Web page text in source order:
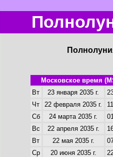
Московское время
Вт
23 января 2035 г.
Чт
22 февраля 2035 г.
Сб
24 марта 2035 г.
Вс
22 апреля 2035 г.
Вт
22 мая 2035 г.
Ср
20 июня 2035 г.